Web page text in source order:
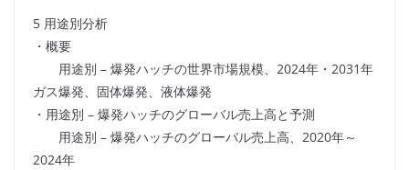
5 用途別分析
・概要
用途別 – 爆発ハッチの世界市場規模、2024年・2031年
ガス爆発、固体爆発、液体爆発
・用途別 – 爆発ハッチのグローバル売上高と予測
用途別 – 爆発ハッチのグローバル売上高、2020年～
2024年